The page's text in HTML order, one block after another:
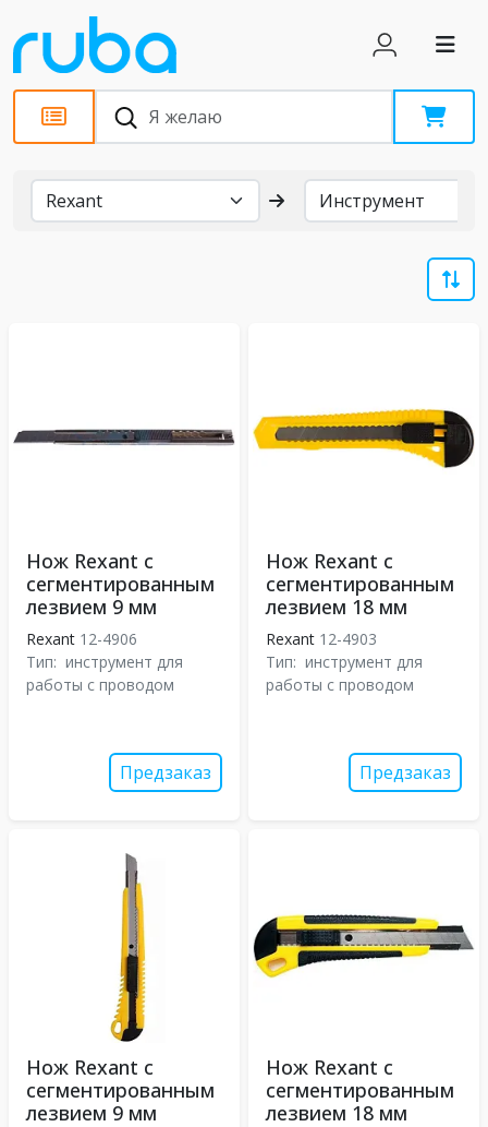
Бренды
Нож Rexant с
сегментированным
лезвием 9 мм
Rexant 12-4906
Тип: инструмент для
работы с проводом
Предзаказ
Нож Rexant с
сегментированным
лезвием 18 мм
Rexant 12-4903
Тип: инструмент для
работы с проводом
Предзаказ
Нож Rexant с
сегментированным
лезвием 9 мм
Нож Rexant с
сегментированным
лезвием 18 мм